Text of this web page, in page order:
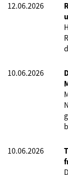
12.06.2026
10.06.2026
10.06.2026